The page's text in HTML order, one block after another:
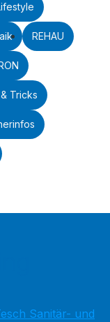
REHAU
Tricks
Sanitär- und